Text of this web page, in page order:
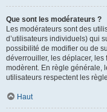
Que sont les modérateurs ?
Les modérateurs sont des
d’utilisateurs individuels) qui
possibilité de modifier ou de
déverrouiller, les déplacer, les
modèrent. En règle générale,
utilisateurs respectent les
Haut